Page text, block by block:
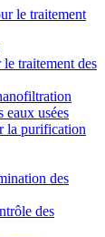
le traitement
le traitement des
eaux usées
la purification
des
des